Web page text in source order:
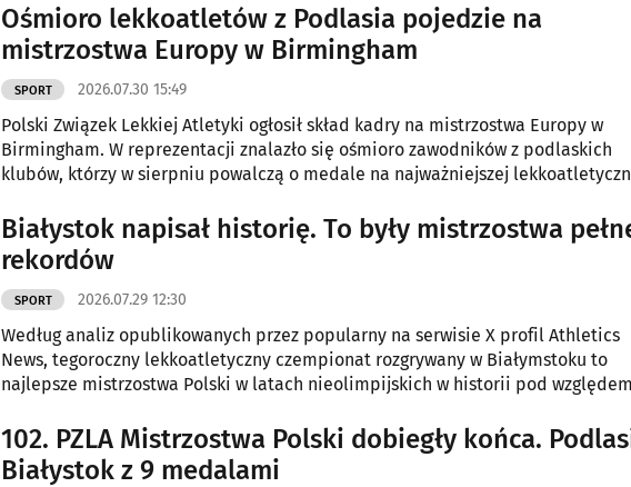
Krzysztof Rybnik oraz Oliwier Dondziło.
Ośmioro lekkoatletów z Podlasia pojedzie na
mistrzostwa Europy w Birmingham
SPORT 2026.07.30 15:49
Polski Związek Lekkiej Atletyki ogłosił skład kadry na mistrzostwa Europy w
Birmingham. W reprezentacji znalazło się ośmioro zawodników z podlaskich
klubów, którzy w sierpniu powalczą o medale na najważniejszej
Białystok napisał historię. To były mistrzostwa
rekordów
SPORT 2026.07.29 12:30
Według analiz opublikowanych przez popularny na serwisie X profil Athletics
News, tegoroczny lekkoatletyczny czempionat rozgrywany w Białymstoku to
najlepsze mistrzostwa Polski w latach nieolimpijskich w historii pod względem
2024.
102. PZLA Mistrzostwa Polski dobiegły końca.
Białystok z 9 medalami